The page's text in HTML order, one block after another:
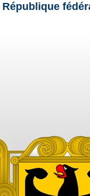
République